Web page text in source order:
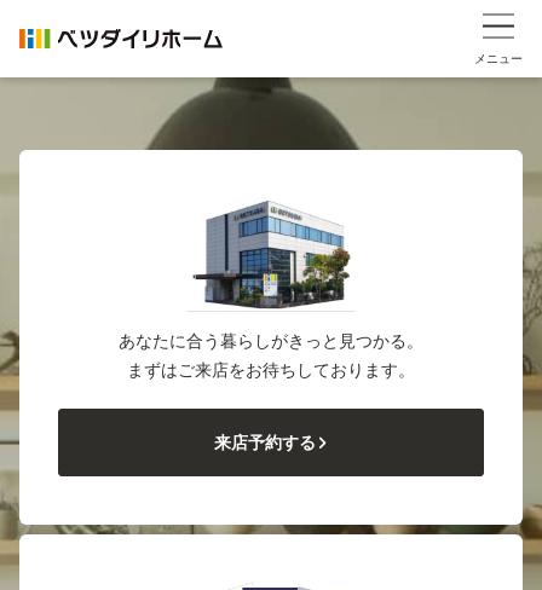
メニュー
あなたに合う暮らしがきっと見つかる。
まずはご来店をお待ちしております。
来店予約する